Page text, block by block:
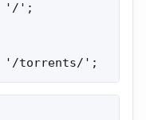
'/';
'/torrents/';